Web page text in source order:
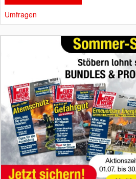
Umfragen